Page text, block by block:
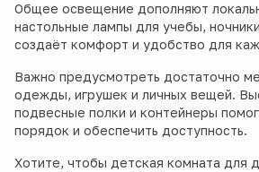
Общее освещение дополняют
настольные лампы для учебы,
создаёт комфорт и удобство для
Важно предусмотреть достаточно
одежды, игрушек и личных вещей.
подвесные полки и контейнеры
порядок и обеспечить доступность.
Хотите, чтобы детская комната для